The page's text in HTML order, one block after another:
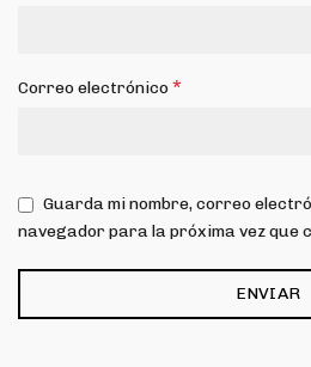
Correo electrónico*
Guarda mi nombre, correo
navegador para la próxima vez que